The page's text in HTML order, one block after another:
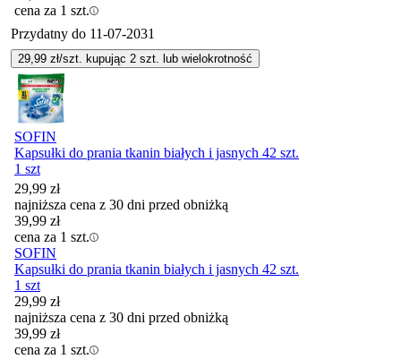
cena za 1 szt.
Przydatny do 11-07-2031
29,99 zł/szt. kupując 2 szt. lub wielokrotność
SOFIN
Kapsułki do prania tkanin białych i jasnych 42 szt.
1 szt
29,99 zł
najniższa cena z 30 dni przed obniżką
39,99 zł
cena za 1 szt.
SOFIN
Kapsułki do prania tkanin białych i jasnych 42 szt.
1 szt
29,99 zł
najniższa cena z 30 dni przed obniżką
39,99 zł
cena za 1 szt.